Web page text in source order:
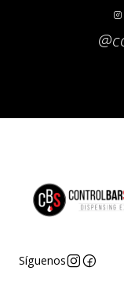
Síguenos